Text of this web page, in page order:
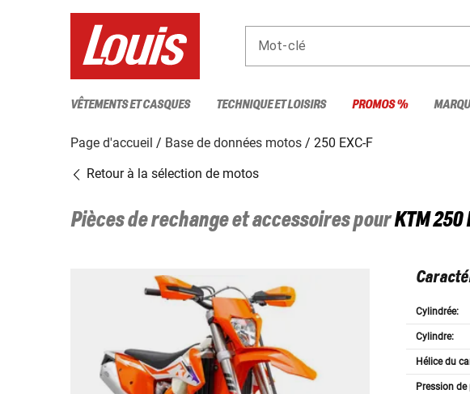
Mot-clé
VÊTEMENTS ET CASQUES TECHNIQUE ET LOISIRS PROMOS %
Page d'accueil Base de données motos
250 EXC-F
Retour à la sélection de motos
Pièces de rechange et accessoires pourKTM250
Cylindrée:
Cylindre:
Hélice du
Pression